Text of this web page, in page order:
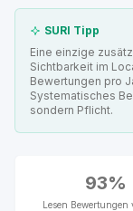
SURI Tipp
Eine einzige
Sichtbarkeit im
Bewertungen pro
Systematisches
sondern Pflicht.
93%
Lesen Bewertungen